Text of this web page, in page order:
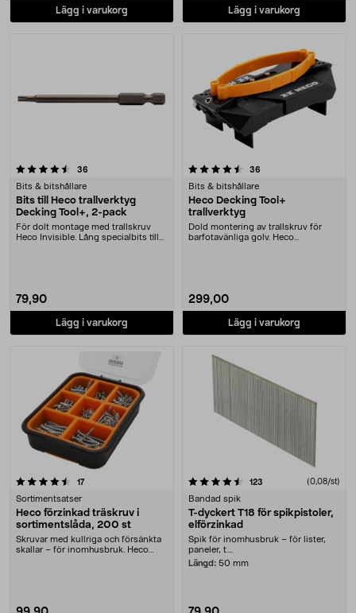
Lägg i varukorg Lägg i varukorg
36
Bits & bitshållare
Bits till Heco trallverktyg
Decking Tool+, 2-pack
För dolt montage med trallskruv
Heco Invisible. Lång specialbits till
79,90
Lägg i varukorg
4.5 av 5 stjärnor 36
Bits & bitshållare
Heco Decking Tool+
trallverktyg
Dold montering av trallskruv för
barfotavänliga golv. Heco
299,00
Lägg i varukorg
17recensioner
Sortimentsatser
Heco förzinkad träskruv i
sortimentslåda, 200 st
Skruvar med kullriga och försänkta
skallar – för inomhusbruk. Heco
4.5 av 5 stjärnor 123 recensioner(0,08/st)
Bandad spik
T-dyckert T18 för spikpistoler,
elförzinkad
Spik för inomhusbruk – för lister,
paneler, t....
Längd: 50 mm